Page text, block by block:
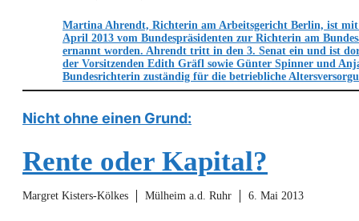
Martina Ahrendt, Richterin am Arbeitsgericht Berlin, ist
April 2013 vom Bundespräsidenten zur Richterin am
ernannt worden. Ahrendt tritt in den 3. Senat ein und ist
der Vorsitzenden Edith Gräfl sowie Günter Spinner und
Bundesrichterin zuständig für die betriebliche
Nicht ohne einen Grund:
Rente oder Kapital?
Margret Kisters-Kölkes Mülheim a.d. Ruhr 6. Mai 2013